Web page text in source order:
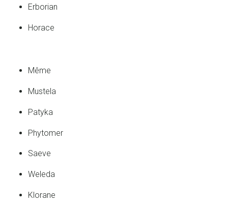
Erborian
Horace
Même
Mustela
Patyka
Phytomer
Saeve
Weleda
Klorane